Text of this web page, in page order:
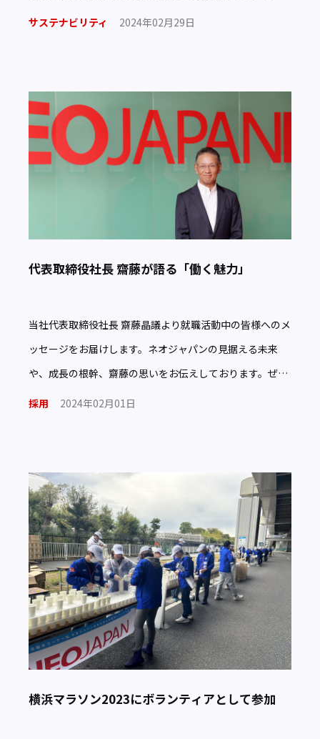
方々を支える非営利団体・行政機関で活用される予定で
サステナビリティ 2024年02月29日
代表取締役社長 齋藤が語る「働く魅力」
当社代表取締役社長 齋藤晶議より就職活動中の皆様へのメ
ッセージをお届けします。ネオジャパンの見据える未来
や、成長の根幹、齋藤の思いをお伝えしております。ぜひ
ご覧ください。
採用 2024年02月01日
横浜マラソン2023にボランティアとして参加